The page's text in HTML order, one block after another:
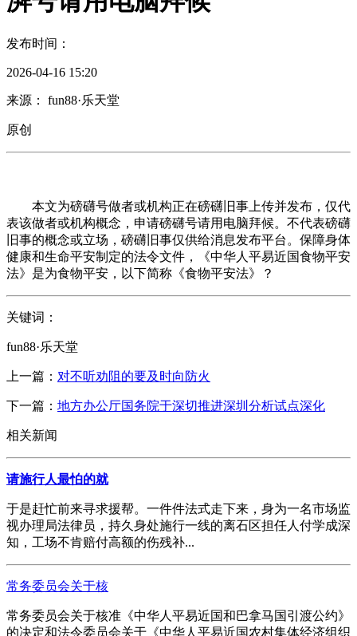
发布时间：
2026-04-16 15:20
来源： fun88·乐天堂
原创
本文为磅礴号做者或机构正在磅礴旧事上传并发布，仅代
表该做者或机构概念，申请磅礴号请用电脑拜候。不代表磅礴
旧事的概念或立场，磅礴旧事仅供给消息发布平台。保障身体
健康和生命平安制定的法令文件，《中华人平易近国食物平安
法》是为食物平安，以下简称《食物平安法》？
关键词：
fun88·乐天堂
上一篇： 对不听劝阻的要及时向防火
下一篇： 地方办公厅国务院于深切推进深圳分析试点深化
相关新闻
请施行人最怕的就
于是赶忙前来寻求援帮。一件件法式走下来，身为一名市场监
视办理局法律员，持久身处施行一线的离石区担任人付学成深
知，工场不肯赔付高额的伤残补...
常务委员会关于核
常务委员会关于核准《中华人平易近国和巴拿马国引渡公约》
的决定和法令委员会关于《中华人平易近国农村集体经济组织